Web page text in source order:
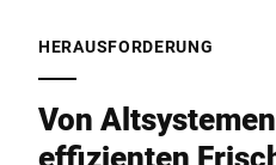
HERAUSFORDERUNG
Von
effizienten